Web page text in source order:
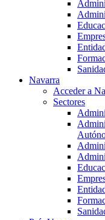
Navarra
Acceder a
Sectores